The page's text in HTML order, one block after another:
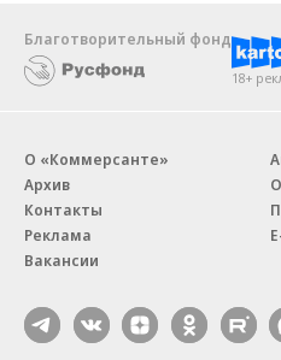
Благотворительный фонд
18+
О «Коммерсанте»
Архив
Контакты
Реклама
Вакансии